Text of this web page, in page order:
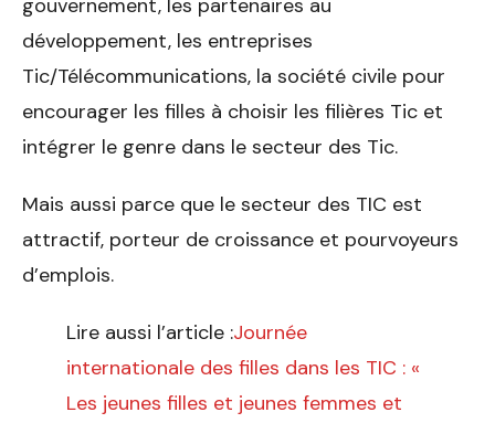
développement, les entreprises
Tic/Télécommunications, la société civile pour
encourager les filles à choisir les filières Tic et
intégrer le genre dans le secteur des Tic.
Mais aussi parce que le secteur des TIC est
attractif, porteur de croissance et pourvoyeurs
d’emplois.
Lire aussi l’article :Journée
internationale des filles dans les TIC : «
Les jeunes filles et jeunes femmes et